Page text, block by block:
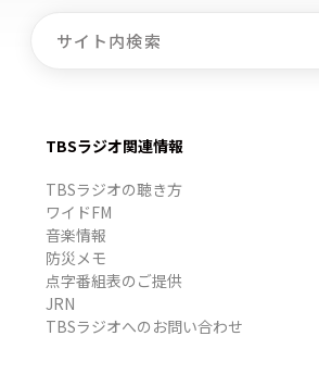
TBSラジオ関連情報
TBSラジオの聴き方
ワイドFM
音楽情報
防災メモ
点字番組表のご提供
JRN
TBSラジオへのお問い合わせ